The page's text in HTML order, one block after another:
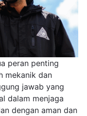
peran penting
mekanik dan
jawab yang
dalam menjaga
dengan aman dan